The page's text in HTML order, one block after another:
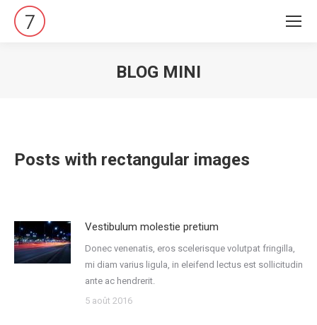
BLOG MINI
Posts with rectangular images
Vestibulum molestie pretium
Donec venenatis, eros scelerisque volutpat fringilla,
mi diam varius ligula, in eleifend lectus est sollicitudin
ante ac hendrerit.
5 août 2016